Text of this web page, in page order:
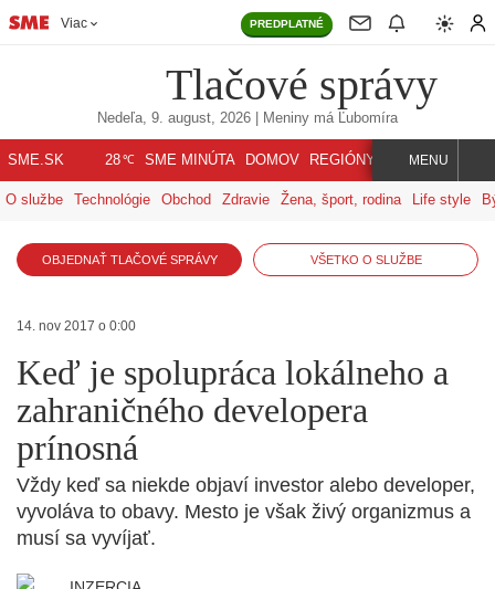
Viac PREDPLATNÉ
Tlačové správy
Nedeľa, 9. august, 2026 | Meniny má Ľubomíra
SME.SK 28℃ SME MINÚTA DOMOV REGIÓNY INDEX SVET
MENU
O službe Technológie Obchod Zdravie Žena, šport, rodina Life style
OBJEDNAŤ TLAČOVÉ SPRÁVY VŠETKO O SLUŽBE
14. nov 2017 o 0:00
Keď je spolupráca lokálneho a
zahraničného developera
prínosná
Vždy keď sa niekde objaví investor alebo developer,
vyvoláva to obavy. Mesto je však živý organizmus a
musí sa vyvíjať.